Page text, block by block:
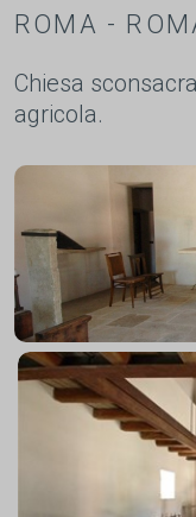
ROMA -
Chiesa
agricola.